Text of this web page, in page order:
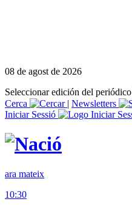
08 de agost de 2026
Seleccionar edición del periódico
Cerca
| Newsletters
Iniciar Sessió
ara mateix
10:30